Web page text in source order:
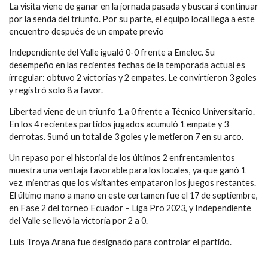
La visita viene de ganar en la jornada pasada y buscará continuar
por la senda del triunfo. Por su parte, el equipo local llega a este
encuentro después de un empate previo
Independiente del Valle igualó 0-0 frente a Emelec. Su
desempeño en las recientes fechas de la temporada actual es
irregular: obtuvo 2 victorias y 2 empates. Le convirtieron 3 goles
y registró solo 8 a favor.
Libertad viene de un triunfo 1 a 0 frente a Técnico Universitario.
En los 4 recientes partidos jugados acumuló 1 empate y 3
derrotas. Sumó un total de 3 goles y le metieron 7 en su arco.
Un repaso por el historial de los últimos 2 enfrentamientos
muestra una ventaja favorable para los locales, ya que ganó 1
vez, mientras que los visitantes empataron los juegos restantes.
El último mano a mano en este certamen fue el 17 de septiembre,
en Fase 2 del torneo Ecuador – Liga Pro 2023, y Independiente
del Valle se llevó la victoria por 2 a 0.
Luis Troya Arana fue designado para controlar el partido.